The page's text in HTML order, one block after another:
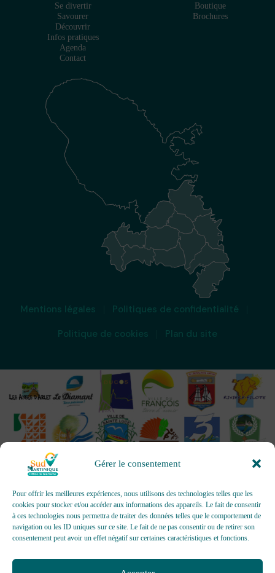
Gérer le consentement
Pour offrir les meilleures expériences, nous utilisons des technologies telles que les
cookies pour stocker et/ou accéder aux informations des appareils. Le fait de consentir
à ces technologies nous permettra de traiter des données telles que le comportement de
navigation ou les ID uniques sur ce site. Le fait de ne pas consentir ou de retirer son
consentement peut avoir un effet négatif sur certaines caractéristiques et fonctions.
Se divertir
Savourer
Découvrir
Infos pratiques
Agenda
Contact
Boutique
Brochures
Mentions légales
Politiques de confidentialité
Politique de cookies
Plan du site
OFFICES DE TOURISME - Pour les activités d’accueil,
d’information, de promotion/communication, de création et gestion
d’événements